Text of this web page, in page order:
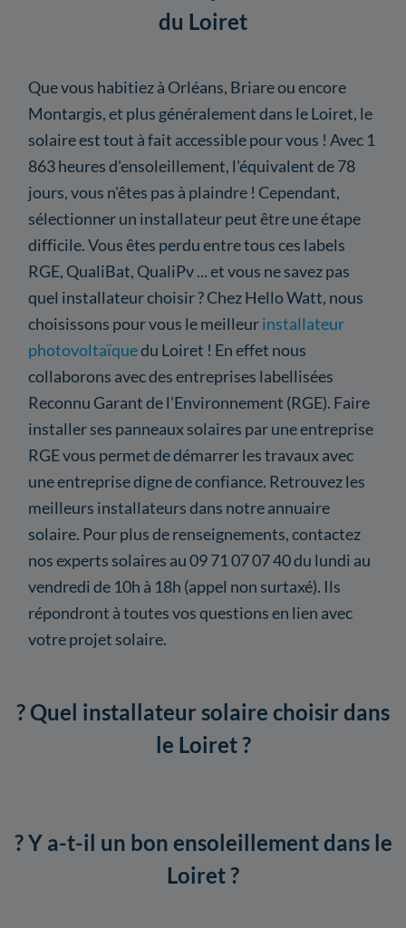
du Loiret
Que vous habitiez à Orléans, Briare ou encore
Montargis, et plus généralement dans le Loiret, le
solaire est tout à fait accessible pour vous ! Avec 1
863 heures d'ensoleillement, l'équivalent de 78
jours, vous n'êtes pas à plaindre ! Cependant,
sélectionner un installateur peut être une étape
difficile. Vous êtes perdu entre tous ces labels
RGE, QualiBat, QualiPv ... et vous ne savez pas
quel installateur choisir ? Chez Hello Watt, nous
choisissons pour vous le meilleurinstallateur
photovoltaïquedu Loiret ! En effet nous
collaborons avec des entreprises labellisées
Reconnu Garant de l’Environnement (RGE). Faire
installer ses panneaux solaires par une entreprise
RGE vous permet de démarrer les travaux avec
une entreprise digne de confiance. Retrouvez les
meilleurs installateurs dans notre annuaire
solaire. Pour plus de renseignements, contactez
nos experts solaires au 09 71 07 07 40 du lundi au
vendredi de 10h à 18h (appel non surtaxé). Ils
répondront à toutes vos questions en lien avec
votre projet solaire.
? Quel installateur solaire choisir dans
le Loiret ?
?️ Y a-t-il un bon ensoleillement dans le
Loiret ?